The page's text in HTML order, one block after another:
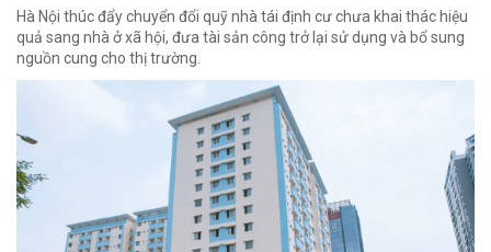
Hà Nội thúc đẩy chuyển đổi quỹ nhà tái định cư chưa khai thác hiệu
quả sang nhà ở xã hội, đưa tài sản công trở lại sử dụng và bổ sung
nguồn cung cho thị trường.